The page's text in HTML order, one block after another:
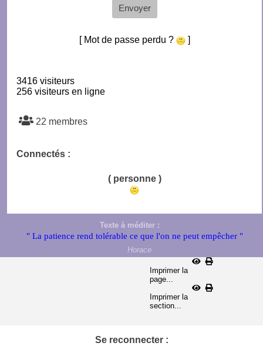
Envoyer
[ Mot de passe perdu ? ]
3416 visiteurs
256 visiteurs en ligne
22 membres
Connectés :
( personne )
Texte à méditer :
" La patience rend tolérable ce que l'on ne peut empêcher "
Horace
Imprimer la
page...
Imprimer la
section...
Se reconnecter :